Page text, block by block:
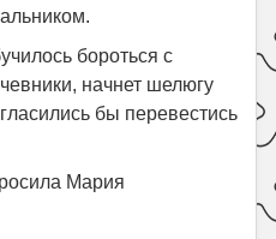
бороться с
начнет шелюгу
бы перевестись
Мария